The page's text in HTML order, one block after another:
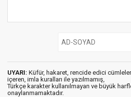
UYARI: Küfür, hakaret, rencide edici
içeren, imla kuralları ile yazılmamış,
Türkçe karakter kullanılmayan ve büyük
onaylanmamaktadır.